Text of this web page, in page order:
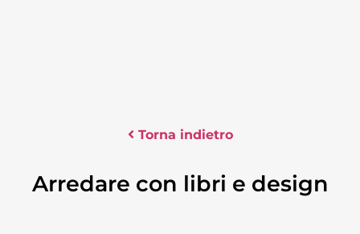
Torna indietro
Arredare con libri e design